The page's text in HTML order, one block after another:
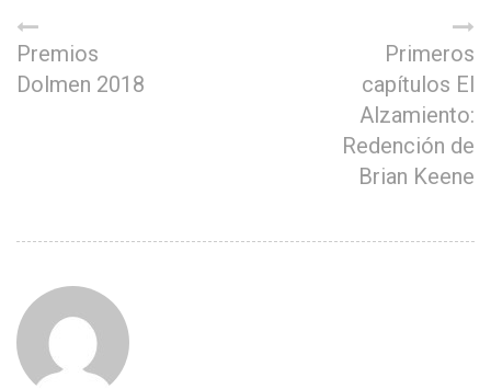
Premios
Dolmen 2018
Primeros
capítulos El
Alzamiento:
Redención de
Brian Keene